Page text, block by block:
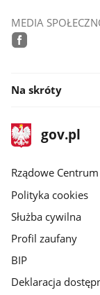
MEDIA
Na skróty
stopka
gov.plStrona
gov.pl
Rządowe
Polityka cookies
Służba cywilna
Profil zaufany
BIP
Deklaracja